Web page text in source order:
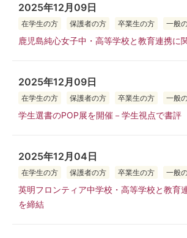
2025年12月09日
在学生の方 保護者の方 卒業生の方 一般
鹿児島純心女子中・高等学校と教育連携に
2025年12月09日
在学生の方 保護者の方 卒業生の方 一般
学生選書のPOP展を開催－学生視点で書評
2025年12月04日
在学生の方 保護者の方 卒業生の方 一般
英明フロンティア中学校・高等学校と教育
を締結